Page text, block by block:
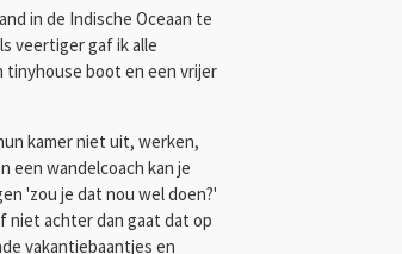
in de Indische Oceaan te
veertiger gaf ik alle
tinyhouse boot en een vrijer
kamer niet uit, werken,
een wandelcoach kan je
'zou je dat nou wel doen?'
niet achter dan gaat dat op
vakantiebaantjes en